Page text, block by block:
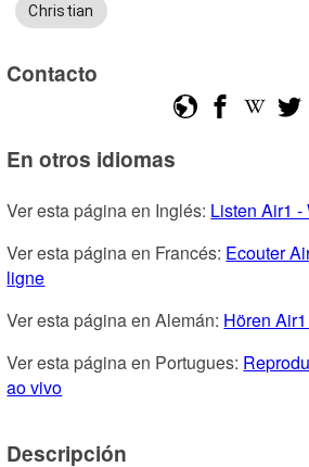
Christian
Contacto
En otros idiomas
Ver esta página en Inglés: Listen Air1
Ver esta página en Francés: Ecouter
ligne
Ver esta página en Alemán: Hören
Ver esta página en Portugues:
ao vivo
Descripción